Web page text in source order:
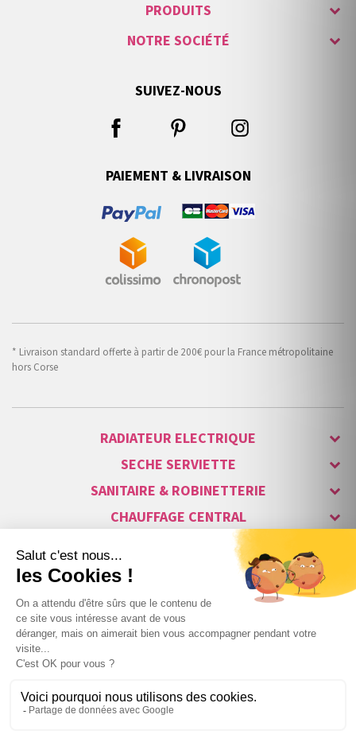
PRODUITS
NOTRE SOCIÉTÉ
SUIVEZ-NOUS
PAIEMENT & LIVRAISON
* Livraison standard offerte à partir de 200€ pour la France métropolitaine
hors Corse
RADIATEUR ELECTRIQUE
SECHE SERVIETTE
SANITAIRE & ROBINETTERIE
CHAUFFAGE CENTRAL
ALARME & SÉCURITÉ
MAISON CONNECTÉE
VISIOPHONE & INTERPHONE
LUMINAIRES & ECLAIRAGE